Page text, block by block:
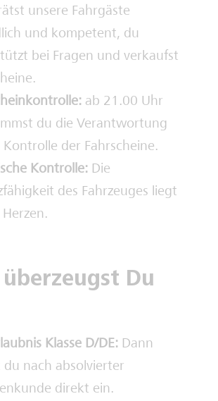
unsere Fahrgäste
und kompetent, du
bei Fragen und verkaufst
ab 21.00 Uhr
du die Verantwortung
der Fahrscheine.
Kontrolle: Die
des Fahrzeuges liegt
Du
Klasse D/DE: Dann
du nach absolvierter
direkt ein.